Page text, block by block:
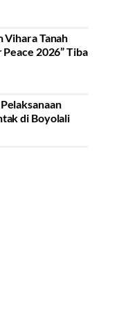
Tanah
2026” Tiba
di Boyolali